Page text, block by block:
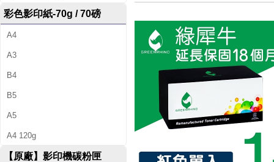
彩色影印紙-70g / 70磅
A4
A3
B4
B5
A5
A4 120g
【原廠】影印機碳粉匣